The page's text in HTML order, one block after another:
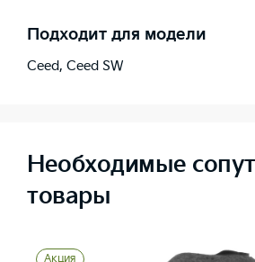
Подходит для модели
Ceed, Ceed SW
Необходимые
товары
Акция